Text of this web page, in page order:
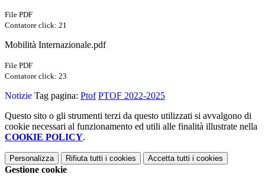
File PDF
Contatore click: 21
Mobilità Internazionale.pdf
File PDF
Contatore click: 23
Notizie Tag pagina: Ptof PTOF 2022-2025
Questo sito o gli strumenti terzi da questo utilizzati si avvalgono di
cookie necessari al funzionamento ed utili alle finalità illustrate nella
COOKIE POLICY.
Personalizza Rifiuta tutti i cookies Accetta tutti i cookies
Gestione cookie